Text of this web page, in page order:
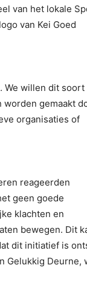
van het lokale
van Kei Goed
We willen dit soort
worden gemaakt
organisaties of
reageerden
geen goede
klachten en
bewegen. Dit
dit initiatief is
Gelukkig Deurne,